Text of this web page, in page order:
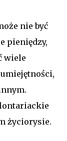
nie być
pieniędzy,
wiele
życiorysie.